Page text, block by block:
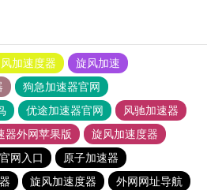
加速度器
旋风加速
狗急加速器官网
优途加速器官网
风驰加速器
器外网苹果版
旋风加速度器
网入口
原子加速器
旋风加速度器
外网网址导航